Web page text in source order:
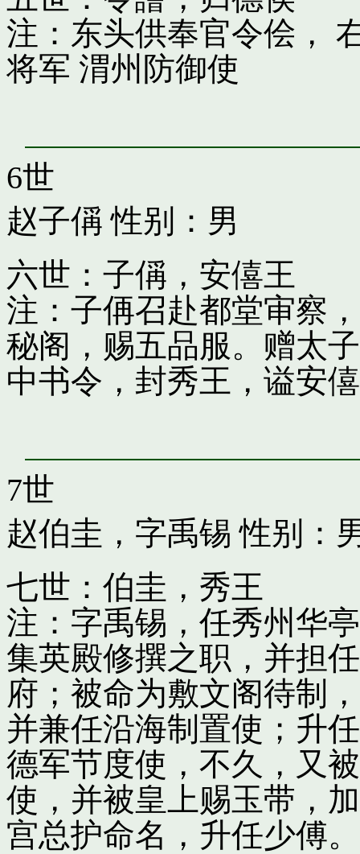
注：东头供奉官令侩，
将军 渭州防御使
6世
赵子偁 性别：男
六世：子偁，安僖王
注：子侢召赴都堂审察
秘阁，赐五品服。赠太
中书令，封秀王，谥安
7世
赵伯圭，字禹锡 性别：
七世：伯圭，秀王
注：字禹锡，任秀州华
集英殿修撰之职，并担
府；被命为敷文阁待制
并兼任沿海制置使；升
德军节度使，不久，又
使，并被皇上赐玉带，
宫总护命名，升任少傅